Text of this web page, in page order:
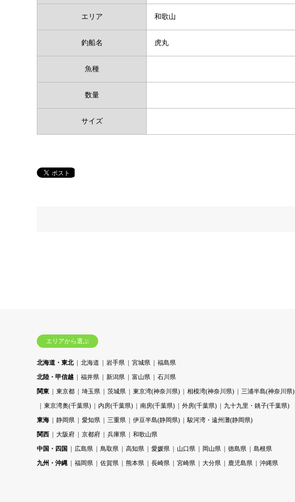
エリア 和歌山
釣船名 虎丸
魚種
数量
サイズ
エリアから選ぶ
北海道・東北 北海道 岩手県 宮城県
福島県
北陸・甲信越
福井県 新潟県 富山県
石川県
関東
東京都 埼玉県 茨城県 東京湾(神奈川県) 相模湾(神奈川県)
三浦半島(神奈川県)
東京湾奥(千葉県)
内房(千葉県) 南房(千葉県) 外房(千葉県)
九十九里・銚子(千葉県)
東海
静岡県 愛知県 三重県 伊豆半島(静岡県)
駿河湾・遠州灘(静岡県)
関西
大阪府 京都府 兵庫県
和歌山県
中国・四国
広島県 鳥取県 高知県 愛媛県 山口県 岡山県 徳島県
島根県
九州・沖縄
福岡県 佐賀県 熊本県 長崎県 宮崎県 大分県 鹿児島県 沖縄県